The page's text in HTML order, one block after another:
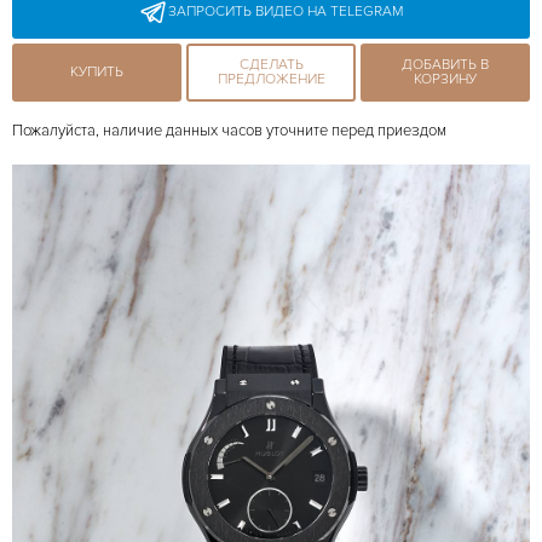
ЗАПРОСИТЬ ВИДЕО НА TELEGRAM
КУПИТЬ
СДЕЛАТЬ
ПРЕДЛОЖЕНИЕ
ДОБАВИТЬ В
КОРЗИНУ
Пожалуйста, наличие данных часов уточните перед приездом